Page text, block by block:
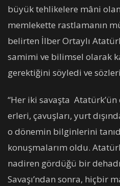
büyük tehlikelere mâni
memlekette rastlamanın
belirten İlber Ortaylı
samimi ve bilimsel olarak
gerektiğini söyledi ve
“Her iki savaşta
erleri, çavuşları, yurt
o dönemin bilginlerini
konuşmalarım oldu.
nadiren gördüğü bir
Savaşı’ndan sonra, hiçbir